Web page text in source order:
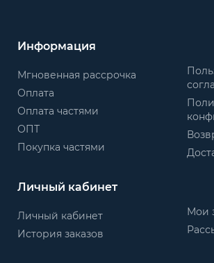
Информация
Мгновенная рассрочка
Оплата
Оплата частями
ОПТ
Покупка частями
Личный кабинет
Личный кабинет
История заказов
Мои